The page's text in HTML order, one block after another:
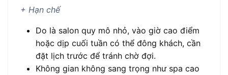
+ Hạn chế
Do là salon quy mô nhỏ, vào giờ cao điểm
hoặc dịp cuối tuần có thể đông khách, cần
đặt lịch trước để tránh chờ đợi.
Không gian không sang trọng như spa cao